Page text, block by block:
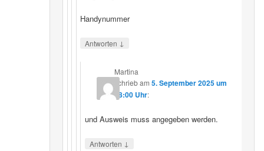
Handynummer
Antworten ↓
Martina
schriebam 5. September 2025 um
18:00 Uhr:
und Ausweis muss angegeben werden.
Antworten ↓